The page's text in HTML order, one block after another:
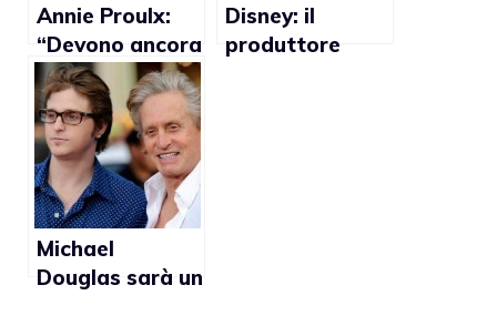
Annie Proulx:
“Devono ancora
pagarmi per
Brokeback
Mountain”
Disney: il
produttore
Michael
Douglas sarà un